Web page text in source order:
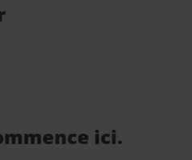
ici.